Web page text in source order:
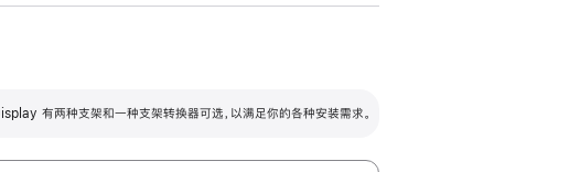
毫米的高度调节范围。
有两种支架和一种支架转换器可选，以满足你的各种安装需求。